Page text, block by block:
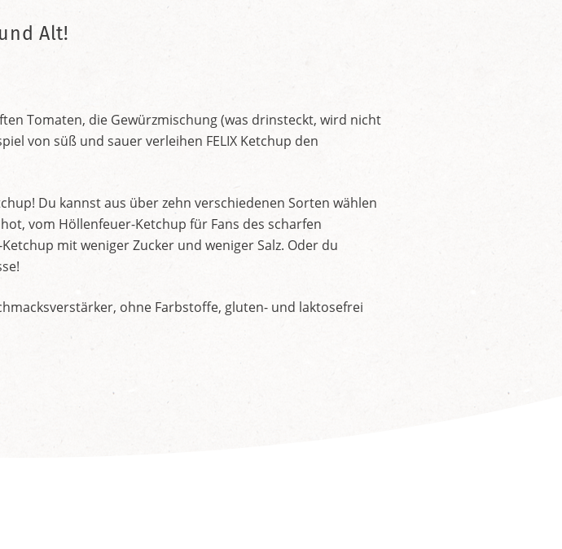
Alt!
Tomaten, die Gewürzmischung (was drinsteckt, wird nicht
von süß und sauer verleihen FELIX Ketchup den
Du kannst aus über zehn verschiedenen Sorten wählen
vom Höllenfeuer-Ketchup für Fans des scharfen
mit weniger Zucker und weniger Salz. Oder du
ohne Farbstoffe, gluten- und laktosefrei